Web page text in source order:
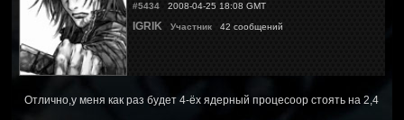
#5434 2008-04-25 18:08 GMT
IGRIK Участник 42 сообщений
Отлично,у меня как раз будет 4-ёх ядерный процесоор стоять на 2,4